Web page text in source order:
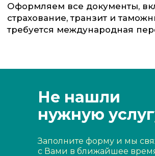
Не нашли
нужную
Заполните форму и мы
с Вами в ближайшее